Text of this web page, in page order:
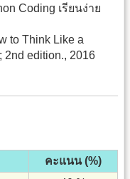
Coding เรียนง่าย
to Think Like a
2nd edition., 2016
คะแนน (%)